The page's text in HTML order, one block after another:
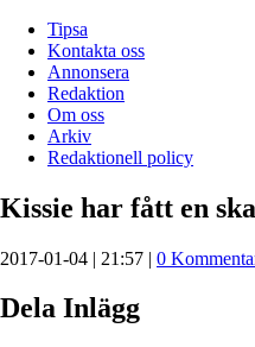
Tipsa
Kontakta oss
Annonsera
Redaktion
Om oss
Arkiv
Redaktionell policy
Kissie har fått en
2017-01-04 | 21:57 | 0
Dela Inlägg